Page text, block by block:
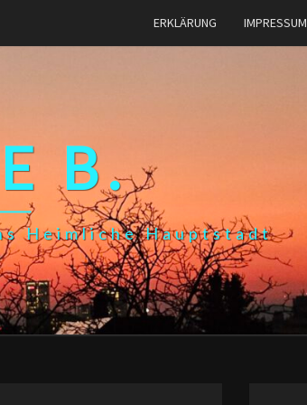
ERKLÄRUNG IMPRESSUM
B.
Heimliche Hauptstadt